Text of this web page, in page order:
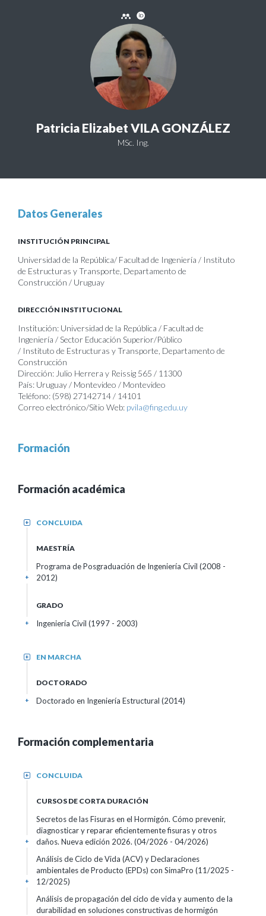
Patricia Elizabet VILA GONZÁLEZ
MSc. Ing.
Datos Generales
INSTITUCIÓN PRINCIPAL
Universidad de la República/ Facultad de Ingeniería / Instituto
de Estructuras y Transporte, Departamento de
Construcción / Uruguay
DIRECCIÓN INSTITUCIONAL
Institución: Universidad de la República / Facultad de
Ingeniería / Sector Educación Superior/Público
/ Instituto de Estructuras y Transporte, Departamento de
Construcción
Dirección: Julio Herrera y Reissig 565 / 11300
País: Uruguay / Montevideo / Montevideo
Teléfono: (598) 27142714 / 14101
Correo electrónico/Sitio Web: pvila@fing.edu.uy
Formación
Formación académica
CONCLUIDA
+
MAESTRÍA
Programa de Posgraduación de Ingeniería Civil (2008 -
2012)
+
GRADO
Ingeniería Civil (1997 - 2003)
+
EN MARCHA
+
DOCTORADO
Doctorado en Ingeniería Estructural (2014)
+
Formación complementaria
CONCLUIDA
+
CURSOS DE CORTA DURACIÓN
Secretos de las Fisuras en el Hormigón. Cómo prevenir,
diagnosticar y reparar eficientemente fisuras y otros
daños. Nueva edición 2026. (04/2026 - 04/2026)
+
Análisis de Ciclo de Vida (ACV) y Declaraciones
ambientales de Producto (EPDs) con SimaPro (11/2025 -
12/2025)
+
Análisis de propagación del ciclo de vida y aumento de la
durabilidad en soluciones constructivas de hormigón